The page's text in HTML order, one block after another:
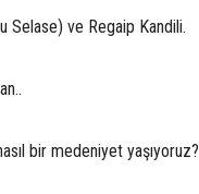
Selase) ve Regaip Kandili.
bir medeniyet yaşıyoruz?